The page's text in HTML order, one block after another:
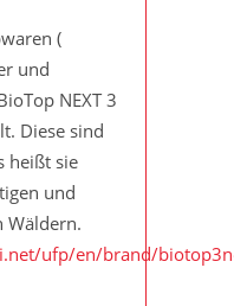
(
und
NEXT 3
Diese sind
heißt sie
und
Wäldern.
ufp/en/brand/